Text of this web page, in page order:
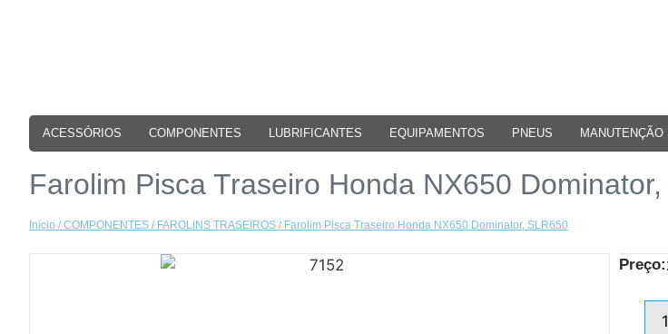
ACESSÓRIOS COMPONENTES LUBRIFICANTES EQUIPAMENTOS PNEUS MANUTENÇÃO
Farolim Pisca Traseiro Honda NX650
Início /COMPONENTES / FAROLINS TRASEIROS / Farolim Pisca Traseiro Honda NX650 Dominator, SLR650
Preço: